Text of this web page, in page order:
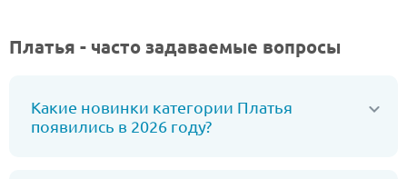
Платья - часто задаваемые вопросы
Какие новинки категории Платья
появились в 2026 году?